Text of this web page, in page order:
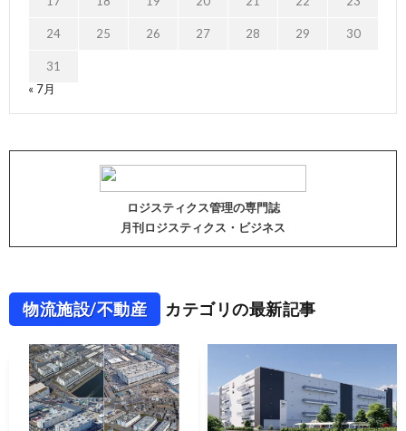
24 25 26 27 28 29 30
31
« 7月
ロジスティクス管理の専門誌
月刊ロジスティクス・ビジネス
物流施設/不動産 カテゴリの最新記事